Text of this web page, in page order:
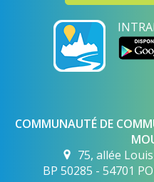
COMMUNAUTÉ DE
75, allée
BP 50285 - 54701